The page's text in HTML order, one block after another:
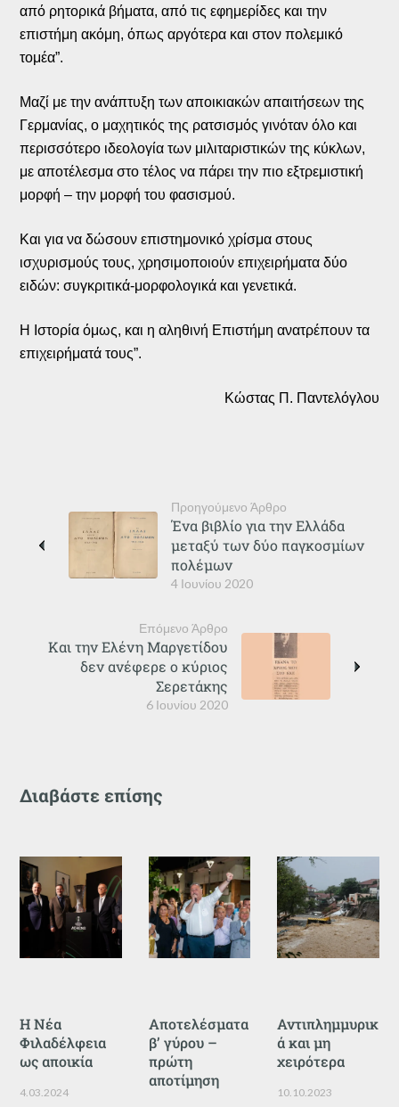
από ρητορικά βήματα, από τις εφημερίδες και την
επιστήμη ακόμη, όπως αργότερα και στον πολεμικό
τομέα”.
Μαζί με την ανάπτυξη των αποικιακών απαιτήσεων της
Γερμανίας, ο μαχητικός της ρατσισμός γινόταν όλο και
περισσότερο ιδεολογία των μιλιταριστικών της κύκλων,
με αποτέλεσμα στο τέλος να πάρει την πιο εξτρεμιστική
μορφή – την μορφή του φασισμού.
Και για να δώσουν επιστημονικό χρίσμα στους
ισχυρισμούς τους, χρησιμοποιούν επιχειρήματα δύο
ειδών: συγκριτικά-μορφολογικά και γενετικά.
Η Ιστορία όμως, και η αληθινή Επιστήμη ανατρέπουν τα
επιχειρήματά τους”.
Κώστας Π. Παντελόγλου
Προηγούμενο Άρθρο
4 Ιουνίου 2020
Ένα βιβλίο για την Ελλάδα
μεταξύ των δύο παγκοσμίων
πολέμων
Επόμενο Άρθρο
6 Ιουνίου 2020
Και την Ελένη Μαργετίδου
δεν ανέφερε ο κύριος
Σερετάκης
Διαβάστε επίσης
Η Νέα
Φιλαδέλφεια
ως αποικία
4.03.2024
Αποτελέσματα
β’ γύρου –
πρώτη
αποτίμηση
Αντιπλημμυρικ
ά και μη
χειρότερα
10.10.2023